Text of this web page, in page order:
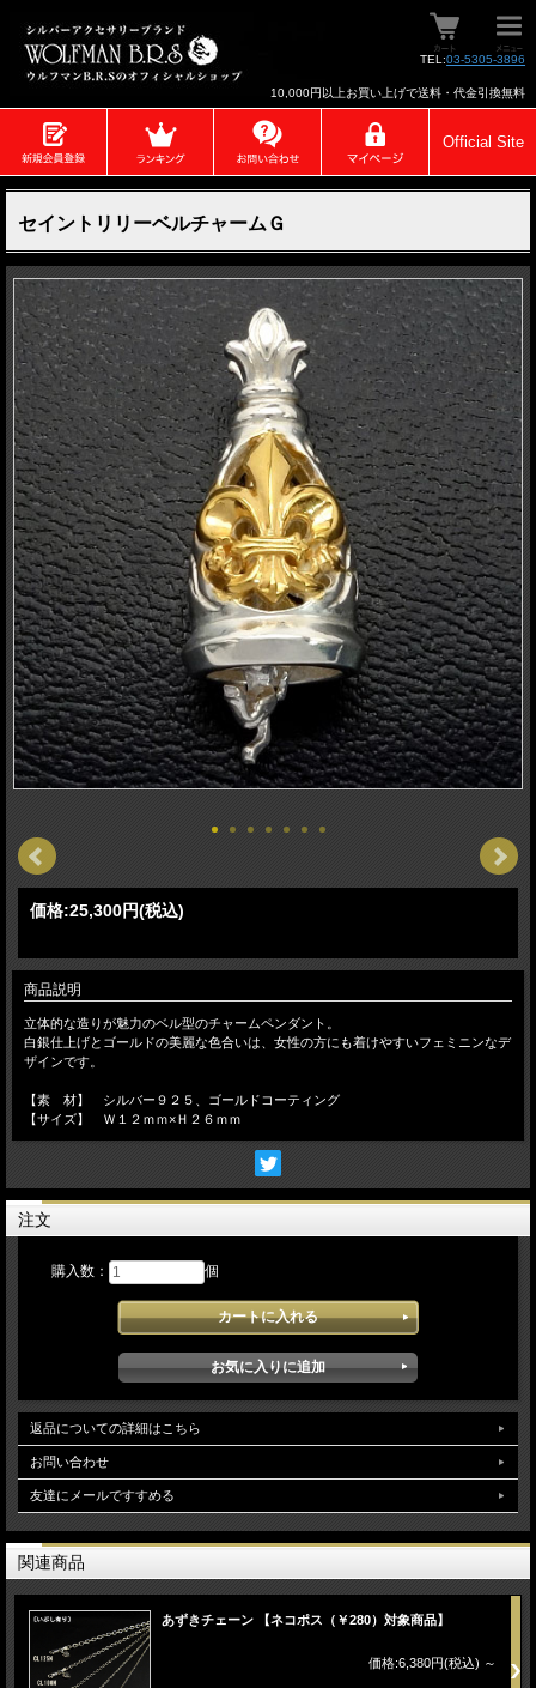
TEL:03-5305-3896
10,000円以上お買い上げで送料・代金引換無料
Official Site
セイントリリーベルチャームＧ
価格:25,300円(税込)
商品説明
立体的な造りが魅力のベル型のチャームペンダント。
白銀仕上げとゴールドの美麗な色合いは、女性の方にも着けやすいフェミニンなデ
ザインです。
【素 材】 シルバー９２５、ゴールドコーティング
【サイズ】 Ｗ１２ｍｍ×Ｈ２６ｍｍ
注文
購入数： 個
返品についての詳細はこちら
お問い合わせ
友達にメールですすめる
関連商品
あずきチェーン 【ネコポス（￥280）対象商品】
価格:6,380円(税込) ～